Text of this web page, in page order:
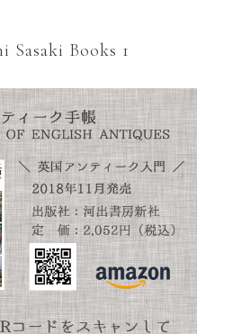
Sasaki Books 1